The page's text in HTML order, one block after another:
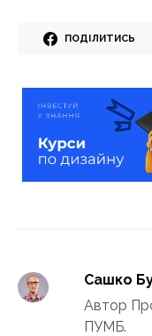
ПОДІЛИТИСЬ
Сашко
Автор
ПУМБ.